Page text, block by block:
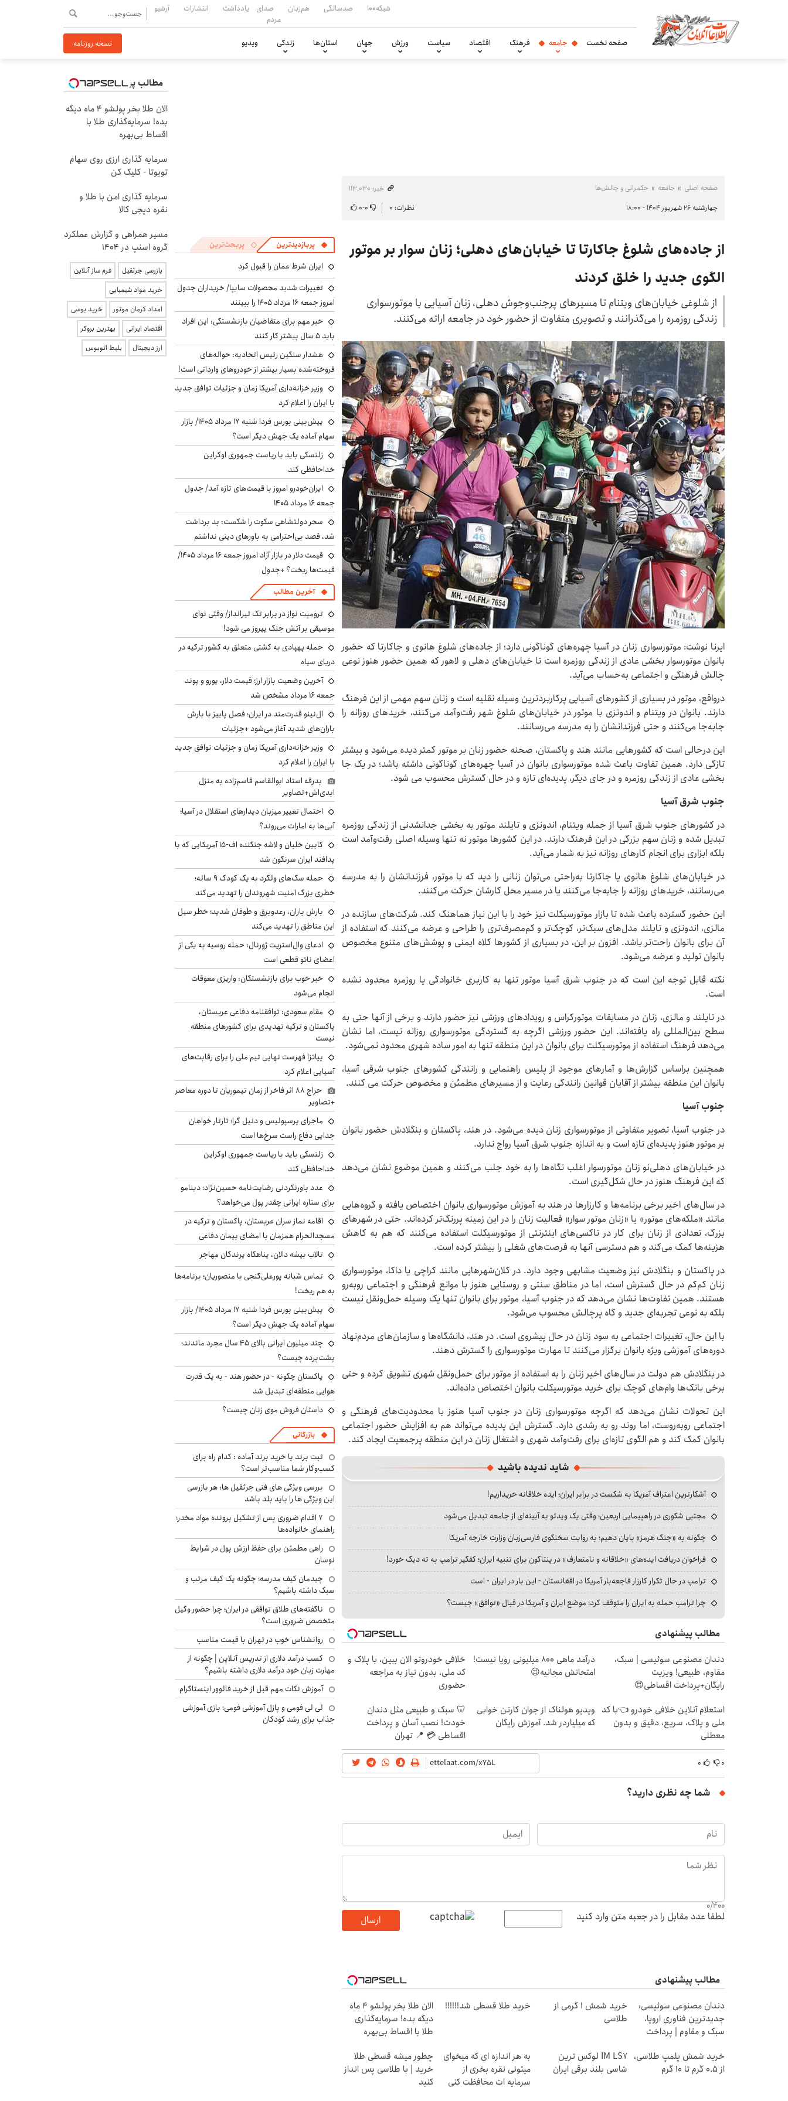
شبکه۱۰۰ صدسالگی هم‌زبان
صدای
مردم
یادداشت انتشارات آرشیو
صفحه نخست جامعه فرهنگ اقتصاد سیاست ورزش جهان استان‌ها زندگی ویدیو نسخه روزنامه
صفحه اصلی جامعه حکمرانی و چالش‌ها
خبر: ۱۱۳٬۰۳۰
چهارشنبه ۲۶ شهریور ۱۴۰۴ - ۱۸:۰۰
نظرات: ۰ ۰-۰
از جاده‌های شلوغ جاکارتا تا خیابان‌های دهلی؛ زنان سوار بر موتور
الگوی جدید را خلق کردند
از شلوغی خیابان‌های ویتنام تا مسیرهای پرجنب‌وجوش دهلی، زنان آسیایی با موتورسواری
زندگی روزمره را می‌گذرانند و تصویری متفاوت از حضور خود در جامعه ارائه می‌کنند.
ایرنا نوشت: موتورسواری زنان در آسیا چهره‌های گوناگونی دارد؛ از جاده‌های شلوغ هانوی و جاکارتا که حضور
بانوان موتورسوار بخشی عادی از زندگی روزمره است تا خیابان‌های دهلی و لاهور که همین حضور هنوز نوعی
چالش فرهنگی و اجتماعی به‌حساب می‌آید.
درواقع، موتور در بسیاری از کشورهای آسیایی پرکاربردترین وسیله نقلیه است و زنان سهم مهمی از این فرهنگ
دارند. بانوان در ویتنام و اندونزی با موتور در خیابان‌های شلوغ شهر رفت‌وآمد می‌کنند، خریدهای روزانه را
جابه‌جا می‌کنند و حتی فرزندانشان را به مدرسه می‌رسانند.
این درحالی است که کشورهایی مانند هند و پاکستان، صحنه حضور زنان بر موتور کمتر دیده می‌شود و بیشتر
تازگی دارد. همین تفاوت باعث شده موتورسواری بانوان در آسیا چهره‌های گوناگونی داشته باشد؛ در یک جا
بخشی عادی از زندگی روزمره و در جای دیگر، پدیده‌ای تازه و در حال گسترش محسوب می شود.
جنوب شرق آسیا
در کشورهای جنوب شرق آسیا از جمله ویتنام، اندونزی و تایلند موتور به بخشی جدانشدنی از زندگی روزمره
تبدیل شده و زنان سهم بزرگی در این فرهنگ دارند. در این کشورها موتور نه تنها وسیله اصلی رفت‌وآمد است
بلکه ابزاری برای انجام کارهای روزانه نیز به شمار می‌آید.
در خیابان‌های شلوغ هانوی یا جاکارتا به‌راحتی می‌توان زنانی را دید که با موتور، فرزندانشان را به مدرسه
می‌رسانند، خریدهای روزانه را جابه‌جا می‌کنند یا در مسیر محل کارشان حرکت می‌کنند.
این حضور گسترده باعث شده تا بازار موتورسیکلت نیز خود را با این نیاز هماهنگ کند. شرکت‌های سازنده در
مالزی، اندونزی و تایلند مدل‌های سبک‌تر، کوچک‌تر و کم‌مصرف‌تری را طراحی و عرضه می‌کنند که استفاده از
آن برای بانوان راحت‌تر باشد. افزون بر این، در بسیاری از کشورها کلاه ایمنی و پوشش‌های متنوع مخصوص
بانوان تولید و عرضه می‌شود.
نکته قابل توجه این است که در جنوب شرق آسیا موتور تنها به کاربری خانوادگی یا روزمره محدود نشده
است.
در تایلند و مالزی، زنان در مسابقات موتورکراس و رویدادهای ورزشی نیز حضور دارند و برخی از آنها حتی به
سطح بین‌المللی راه یافته‌اند. این حضور ورزشی اگرچه به گستردگی موتورسواری روزانه نیست، اما نشان
می‌دهد فرهنگ استفاده از موتورسیکلت برای بانوان در این منطقه تنها به امور ساده شهری محدود نمی‌شود.
همچنین براساس گزارش‌ها و آمارهای موجود از پلیس راهنمایی و رانندگی کشورهای جنوب شرقی آسیا،
بانوان این منطقه بیشتر از آقایان قوانین رانندگی رعایت و از مسیرهای مطمئن و مخصوص حرکت می کنند.
جنوب آسیا
در جنوب آسیا، تصویر متفاوتی از موتورسواری زنان دیده می‌شود. در هند، پاکستان و بنگلادش حضور بانوان
بر موتور هنوز پدیده‌ای تازه است و به اندازه جنوب شرق آسیا رواج ندارد.
در خیابان‌های دهلی‌نو زنان موتورسوار اغلب نگاه‌ها را به خود جلب می‌کنند و همین موضوع نشان می‌دهد
که این فرهنگ هنوز در حال شکل‌گیری است.
در سال‌های اخیر برخی برنامه‌ها و کارزارها در هند به آموزش موتورسواری بانوان اختصاص یافته و گروه‌هایی
مانند «ملکه‌های موتور» یا «زنان موتور سوار» فعالیت زنان را در این زمینه پررنگ‌تر کرده‌اند. حتی در شهرهای
بزرگ، تعدادی از زنان برای کار در تاکسی‌های اینترنتی از موتورسیکلت استفاده می‌کنند که هم به کاهش
هزینه‌ها کمک می‌کند و هم دسترسی آنها به فرصت‌های شغلی را بیشتر کرده است.
در پاکستان و بنگلادش نیز وضعیت مشابهی وجود دارد. در کلان‌شهرهایی مانند کراچی یا داکا، موتورسواری
زنان کم‌کم در حال گسترش است، اما در مناطق سنتی و روستایی هنوز با موانع فرهنگی و اجتماعی روبه‌رو
هستند. همین تفاوت‌ها نشان می‌دهد که در جنوب آسیا، موتور برای بانوان تنها یک وسیله حمل‌ونقل نیست
بلکه به نوعی تجربه‌ای جدید و گاه پرچالش محسوب می‌شود.
با این حال، تغییرات اجتماعی به سود زنان در حال پیشروی است. در هند، دانشگاه‌ها و سازمان‌های مردم‌نهاد
دوره‌های آموزشی ویژه بانوان برگزار می‌کنند تا مهارت موتورسواری را گسترش دهند.
در بنگلادش هم دولت در سال‌های اخیر زنان را به استفاده از موتور برای حمل‌ونقل شهری تشویق کرده و حتی
برخی بانک‌ها وام‌های کوچک برای خرید موتورسیکلت بانوان اختصاص داده‌اند.
این تحولات نشان می‌دهد که اگرچه موتورسواری زنان در جنوب آسیا هنوز با محدودیت‌های فرهنگی و
اجتماعی روبه‌روست، اما روند رو به رشدی دارد. گسترش این پدیده می‌تواند هم به افزایش حضور اجتماعی
بانوان کمک کند و هم الگوی تازه‌ای برای رفت‌وآمد شهری و اشتغال زنان در این منطقه پرجمعیت ایجاد کند.
شاید ندیده باشید
آشکارترین اعتراف آمریکا به شکست در برابر ایران؛ ایده خلاقانه خریداریم!
مجتبی شکوری در راهپیمایی اربعین؛ وقتی یک ویدئو به آیینه‌ای از جامعه تبدیل می‌شود
چگونه به «جنگ هرمز» پایان دهیم؛ به روایت سخنگوی فارسی‌زبان وزارت خارجه آمریکا
فراخوان دریافت ایده‌های «خلاقانه و نامتعارف» در پنتاگون برای تنبیه ایران؛ کفگیر ترامپ به ته دیگ خورد!
ترامپ در حال تکرار کارزار فاجعه‌بار آمریکا در افغانستان - این بار در ایران - است
چرا ترامپ حمله به ایران را متوقف کرد؛ موضع ایران و آمریکا در قبال «توافق» چیست؟
مطالب پیشنهادی
دندان مصنوعی سوئیسی | سبک،
مقاوم، طبیعی! ویزیت
رایگان+پرداخت اقساطی😍
درآمد ماهی 800 میلیونی رویا نیست!
امتحانش مجانیه😉
خلافی خودروتو الان ببین، با پلاک و
کد ملی، بدون نیاز به مراجعه
حضوری
استعلام آنلاین خلافی خودرو 👈با کد
ملی و پلاک، سریع، دقیق و بدون
معطلی
ویدیو هولناک از جوان کارتن خوابی
که میلیاردر شد. آموزش رایگان
🦷 سبک و طبیعی مثل دندان
خودت! نصب آسان و پرداخت
اقساطی 💳 📍 تهران
۰ ۰
شما چه نظری دارید؟
0/400
لطفا عدد مقابل را در جعبه متن وارد کنید ارسال
مطالب پیشنهادی
دندان مصنوعی سوئیسی:
جدیدترین فناوری اروپا،
سبک و مقاوم | پرداخت
خرید شمش 1 گرمی از
طلاسی
خرید طلا قسطی شد!!!!!!
الان طلا بخر پولشو 4 ماه
دیگه بده! سرمایه‌گذاری
طلا با اقساط بی‌بهره
خرید شمش پلمپ طلاسی،
از ۰.۵ گرم تا ۱۰ گرم
IM LS7 لوکس ترین
شاسی بلند برقی ایران
به هر اندازه ای که میخوای
میتونی نقره بخری از
سرمایه ات محافظت کنی
چطور میشه قسطی طلا
خرید | با طلاسی پس انداز
کنید
پربازدیدترین پربحث‌ترین
ایران شرط عمان را قبول کرد
تغییرات شدید محصولات سایپا/ خریداران جدول
امروز جمعه ۱۶ مرداد ۱۴۰۵ را ببینند
خبر مهم برای متقاضیان بازنشستگی: این افراد
باید ۵ سال بیشتر کار کنند
هشدار سنگین رئیس اتحادیه: حواله‌های
فروخته‌شده بسیار بیشتر از خودروهای وارداتی است!
وزیر خزانه‌داری آمریکا زمان و جزئیات توافق جدید
با ایران را اعلام کرد
پیش‌بینی بورس فردا شنبه ۱۷ مرداد ۱۴۰۵/ بازار
سهام آماده یک جهش دیگر است؟
زلنسکی باید با ریاست جمهوری اوکراین
خداحافظی کند
ایران‌خودرو امروز با قیمت‌های تازه آمد/ جدول
جمعه ۱۶ مرداد ۱۴۰۵
سحر دولتشاهی سکوت را شکست: بد برداشت
شد، قصد بی‌احترامی به باورهای دینی نداشتم
قیمت دلار در بازار آزاد امروز جمعه ۱۶ مرداد ۱۴۰۵/
قیمت‌ها ریخت؟ +جدول
آخرین مطالب
ترومپت نواز در برابر تک تیرانداز/ وقتی نوای
موسیقی بر آتش جنگ پیروز می شود!
حمله پهپادی به کشتی متعلق به کشور ترکیه در
دریای سیاه
آخرین وضعیت بازار ارز؛ قیمت دلار، یورو و پوند
جمعه ۱۶ مرداد مشخص شد
ال‌نینو قدرت‌مند در ایران؛ فصل پاییز با بارش
باران‌های شدید آغاز می‌شود +جزئیات
وزیر خزانه‌داری آمریکا زمان و جزئیات توافق جدید
با ایران را اعلام کرد
بدرقه استاد ابوالقاسم قاسم‌زاده به منزل
ابدی‌اش+تصاویر
احتمال تغییر میزبان دیدارهای استقلال در آسیا؛
آبی‌ها به امارات می‌روند؟
کابین خلبان و لاشه جنگنده اف-۱۵ آمریکایی که با
پدافند ایران سرنگون شد
حمله سگ‌های ولگرد به یک کودک ۹ ساله؛
خطری بزرگ امنیت شهروندان را تهدید می‌کند
بارش باران، رعدوبرق و طوفان شدید؛ خطر سیل
این مناطق را تهدید می‌کند
ادعای وال‌استریت ژورنال: حمله روسیه به یکی از
اعضای ناتو قطعی است
خبر خوب برای بازنشستگان: واریزی معوقات
انجام می‌شود
مقام سعودی: توافقنامه دفاعی عربستان،
پاکستان و ترکیه تهدیدی برای کشورهای منطقه
نیست
پیاتزا فهرست نهایی تیم ملی را برای رقابت‌های
آسیایی اعلام کرد
حراج ۸۸ اثر فاخر از زمان تیموریان تا دوره معاصر
+تصاویر
ماجرای پرسپولیس و دنیل گرا؛ تارتار خواهان
جدایی دفاع راست سرخ‌ها است
زلنسکی باید با ریاست جمهوری اوکراین
خداحافظی کند
عدد باورنکردنی رضایت‌نامه حسین‌نژاد؛ دینامو
برای ستاره ایرانی چقدر پول می‌خواهد؟
اقامه نماز سران عربستان، پاکستان و ترکیه در
مسجدالحرام همزمان با امضای پیمان دفاعی
تالاب بیشه دالان، پناهگاه پرندگان مهاجر
تماس شبانه پورعلی‌گنجی با منصوریان؛ برنامه‌ها
به هم ریخت!
پیش‌بینی بورس فردا شنبه ۱۷ مرداد ۱۴۰۵/ بازار
سهام آماده یک جهش دیگر است؟
چند میلیون ایرانی بالای ۴۵ سال مجرد ماندند؛
پشت‌پرده چیست؟
پاکستان چگونه - در حضور هند - به یک قدرت
هوایی منطقه‌ای تبدیل شد
داستان فروش موی زنان چیست؟
بازرگانی
ثبت برند یا خرید برند آماده : کدام راه برای
کسب‌وکار شما مناسب‌تر است؟
بررسی ویژگی های فنی جرثقیل ها: هر بازرسی
این ویژگی ها را باید بلد باشد
۷ اقدام ضروری پس از تشکیل پرونده مواد مخدر؛
راهنمای خانواده‌ها
راهی مطمئن برای حفظ ارزش پول در شرایط
نوسان
چیدمان کیف مدرسه؛ چگونه یک کیف مرتب و
سبک داشته باشیم؟
ناگفته‌های طلاق توافقی در ایران؛ چرا حضور وکیل
متخصص ضروری است؟
روانشناس خوب در تهران با قیمت مناسب
کسب درآمد دلاری از تدریس آنلاین | چگونه از
مهارت زبان خود درآمد دلاری داشته باشیم؟
آموزش نکات مهم قبل از خرید فالوور اینستاگرام
لی لی فومی و پازل آموزشی فومی؛ بازی آموزشی
جذاب برای رشد کودکان
مطالب پیشنهادی
الان طلا بخر پولشو 4 ماه دیگه
بده! سرمایه‌گذاری طلا با
اقساط بی‌بهره
سرمایه گذاری ارزی روی سهام
تویوتا - کلیک کن
سرمایه گذاری امن با طلا و
نقره دیجی کالا
مسیر همراهی و گزارش عملکرد
گروه اسنپ در ۱۴۰۴
بازرسی جرثقیل
فرم ساز آنلاین
خرید مواد شیمیایی
امداد کرمان موتور
خرید یوسی
اقتصاد ایرانی
بهترین بروکر
ارز دیجیتال
بلیط اتوبوس